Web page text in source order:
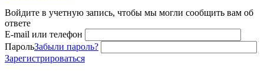
Войдите в учетную запись, чтобы мы могли сообщить вам об
ответе
E-mail или телефон
ПарольЗабыли пароль?
Зарегистрироваться